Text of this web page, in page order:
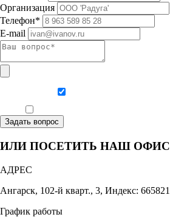
Организация
Телефон*
E-mail
Задать вопрос
ИЛИ ПОСЕТИТЬ НАШ ОФИС
АДРЕС
Ангарск, 102-й кварт., 3, Индекс: 665821
График работы